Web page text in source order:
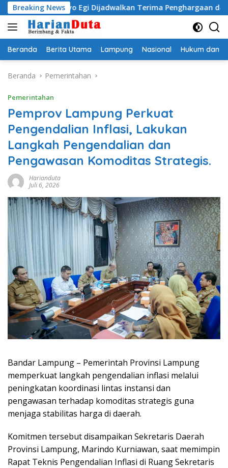
Langsung
ke
konten
Breaking News
Radityo Egi Dijadwalkan Terima Penghargaan dari HKBP
Beranda Berita Utama Lampung Nasional Hukum dan
Beranda Pemerintahan
Pemerintahan
Pemprov Lampung Perkuat
Pengendalian Inflasi, Lakukan
Langkah Pengendalian dan
Pengawasan Komoditas Strategis.
Harianduta
Juli 6, 2026
Bandar Lampung – Pemerintah Provinsi Lampung
memperkuat langkah pengendalian inflasi melalui
peningkatan koordinasi lintas instansi dan
pengawasan terhadap komoditas strategis guna
menjaga stabilitas harga di daerah.
Komitmen tersebut disampaikan Sekretaris Daerah
Provinsi Lampung, Marindo Kurniawan, saat memimpin
Rapat Teknis Pengendalian Inflasi di Ruang Sekretaris